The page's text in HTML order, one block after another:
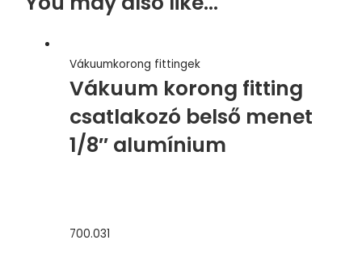
Vákuumkorong fittingek
Vákuum korong fitting
csatlakozó belső menet
1/8″ alumínium
700.031